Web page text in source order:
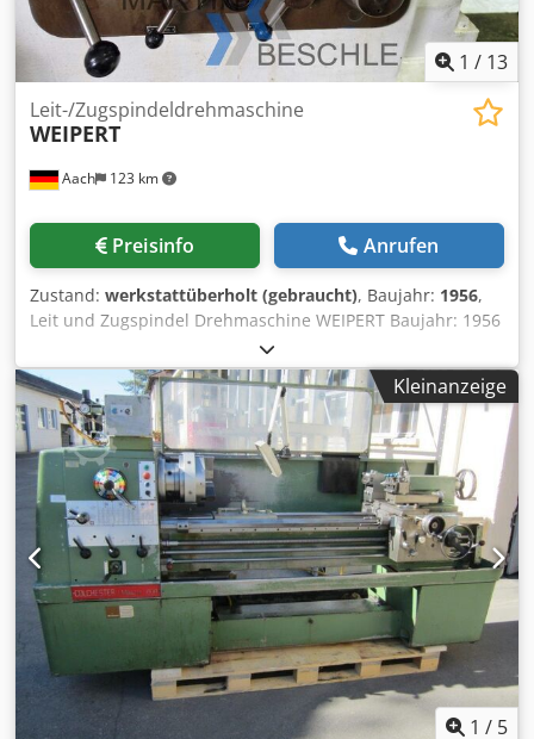
1 / 13
Aach 123 km
Leit-/Zugspindeldrehmaschine
WEIPERT
Preisinfo Anrufen
Zustand: werkstattüberholt (gebraucht), Baujahr: 1956,
Leit und Zugspindel Drehmaschine WEIPERT Baujahr: 1956
Spindelbohrung: 90 mm Spitzenweite: 3000 mm Umlauf O
über Bett : 800 mm Umlauf 0 über Schlitten: 610 mm
Umlauf 0 in der Kröpfung: 1120 mm Drehzahlbereich: 7.5 –
475 U/min Mit folgendem Zubehör: Chjdpfxjw Ew D De
Ahcja Multifix Werkzeughalter mit 11 Stk. Einsätzen
Kühlmitteleinrichtung Dreibackenfutter 0315 mm
Dreibackenfutter 0 400 mm Dreibackenfutter 0 500 mm
Planscheibe 0 400 mm Planscheibe 0 800 mm Planscheibe
0 1000 mm Mitlaufende Lynette Diverse Drehwerkzeuge (
30 Stk. Wendeplattenwerkzeuge) 2 Mitlaufende
Zentrierspitzen 1 Bohrfutter Betriebsanleitung
Kleinanzeige
1 / 5